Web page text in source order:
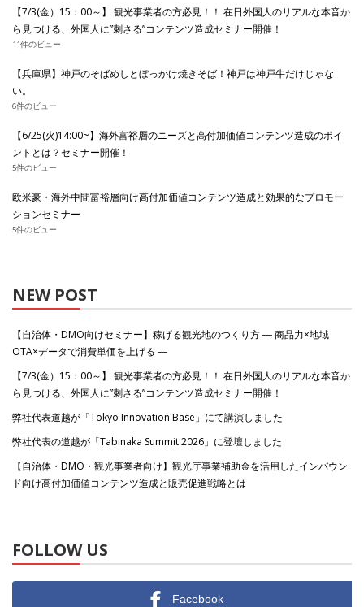
【7/3(金）15：00～】 観光事業者の方必見！！ 在日外国人のリアルな本音か
ら見つける、外国人に”刺さる”コンテンツ造成セミナー開催！
11件のビュー
【兵庫県】神戸のそばめしとぼっかけ焼きそば！神戸は神戸牛だけじゃな
い。
6件のビュー
【6/25(火)14:00~】海外富裕層のニーズと高付加価値コンテンツ造成のポイ
ントとは？セミナー開催！
5件のビュー
欧米豪・海外中間富裕層向け高付加価値コンテンツ造成と効果的なプロモー
ションセミナー
5件のビュー
NEW POST
【自治体・DMO向けセミナー】稼げる観光地のつくり方 ― 商品力×地域
OTA×データで消費単価を上げる ―
【7/3(金）15：00～】 観光事業者の方必見！！ 在日外国人のリアルな本音か
ら見つける、外国人に”刺さる”コンテンツ造成セミナー開催！
弊社代表道越が「Tokyo Innovation Base」にて講演しました
弊社代表の道越が「Tabinaka Summit 2026」に登壇しました
【自治体・DMO・観光事業者向け】観光庁事業補助金を活用したインバウン
ド向け高付加価値コンテンツ造成と販売促進戦略とは
FOLLOW US
Facebook